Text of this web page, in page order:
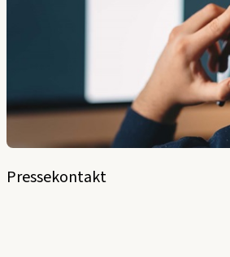
Pressekontakt